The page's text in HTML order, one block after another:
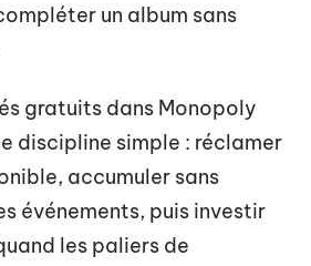
un album sans
gratuits dans Monopoly
discipline simple : réclamer
accumuler sans
événements, puis investir
les paliers de